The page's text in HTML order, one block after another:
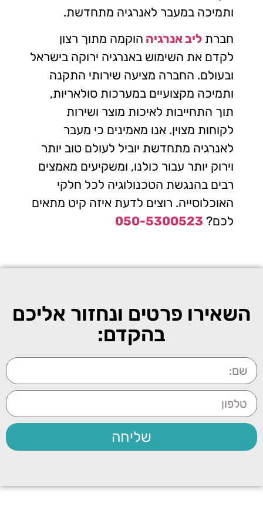
ותמיכה במעבר לאנרגיה מתחדשת.
חברת ליב אנרגיה הוקמה מתוך רצון
לקדם את השימוש באנרגיה ירוקה בישראל
ובעולם. החברה מציעה שירותי התקנה
ותמיכה מקצועיים במערכות סולאריות,
תוך התחייבות לאיכות מוצר ושירות
לקוחות מצוין. אנו מאמינים כי מעבר
לאנרגיה מתחדשת יוביל לעולם טוב יותר
וירוק יותר עבור כולנו, ומשקיעים מאמצים
רבים בהנגשת הטכנולוגיה לכל חלקי
האוכלוסייה. רוצים לדעת איזה קיט מתאים
לכם? 050-5300523
השאירו פרטים ונחזור אליכם
בהקדם:
שליחה